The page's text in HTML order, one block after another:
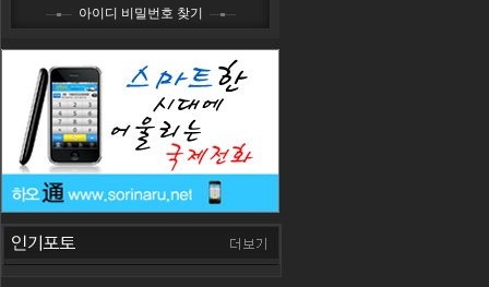
아이디 비밀번호 찾기